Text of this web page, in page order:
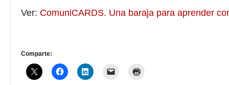
Ver: ComuniCARDS. Una baraja para aprender
Comparte: